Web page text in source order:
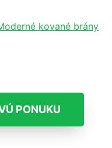
kované brány
PONUKU